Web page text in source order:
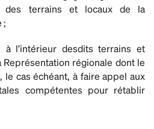
des terrains et locaux de la
;
l’intérieur desdits terrains et
régionale dont le
cas échéant, à faire appel aux
compétentes pour rétablir